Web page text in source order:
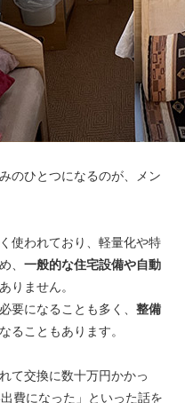
のひとつになるのが、メン
使われており、軽量化や特
、 一般的な住宅設備や自動
りません。
要になることも多く、 整備
ることもあります。
て交換に数十万円かかっ
費になった」といった話を